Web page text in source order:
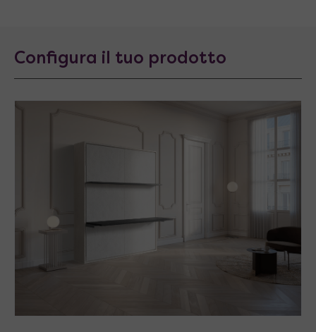
Configura il tuo prodotto